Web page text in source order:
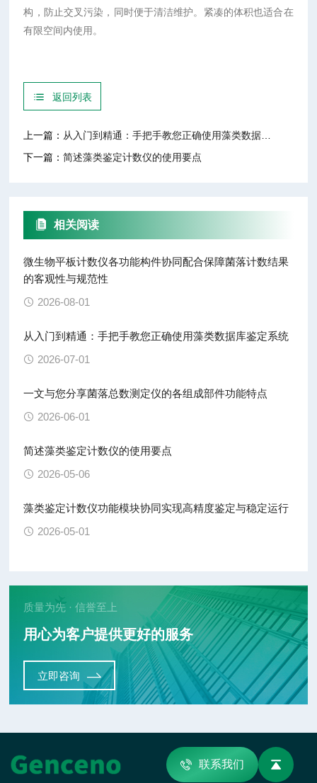
构，防止交叉污染，同时便于清洁维护。紧凑的体积也适合在
有限空间内使用。
返回列表
上一篇： 从入门到精通：手把手教您正确使用藻类数据库鉴定系统
下一篇：简述藻类鉴定计数仪的使用要点
相关阅读
微生物平板计数仪各功能构件协同配合保障菌落计数结果
的客观性与规范性
2026-08-01
从入门到精通：手把手教您正确使用藻类数据库鉴定系统
2026-07-01
一文与您分享菌落总数测定仪的各组成部件功能特点
2026-06-01
简述藻类鉴定计数仪的使用要点
2026-05-06
藻类鉴定计数仪功能模块协同实现高精度鉴定与稳定运行
2026-05-01
质量为先 · 信誉至上
用心为客户提供更好的服务
立即咨询
联系我们